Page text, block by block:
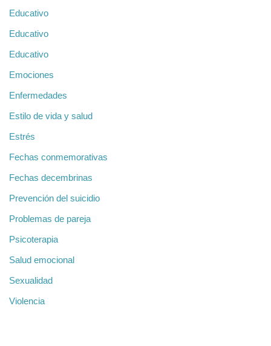
Educativo
Educativo
Educativo
Emociones
Enfermedades
Estilo de vida y salud
Estrés
Fechas conmemorativas
Fechas decembrinas
Prevención del suicidio
Problemas de pareja
Psicoterapia
Salud emocional
Sexualidad
Violencia